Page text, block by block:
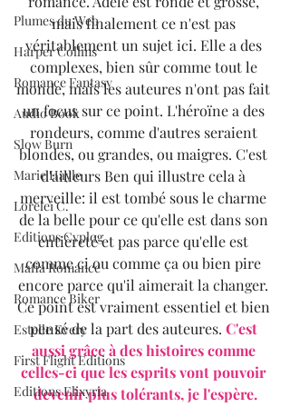
Plumes du Web
Harper Collins
Romance Fantasy
Audio Book
Slow Burn
Marie Hayle
Lorelei C.
Editions Cyplog
Mafia Romance
Romance Biker
Estelle Every
First Flight Editions
Editions Elixyria
mais finalement ce n'est pas
véritablement un sujet ici. Elle a des
complexes, bien sûr comme tout le
monde, mais les auteures n'ont pas fait
un focus sur ce point. L'héroïne a des
rondeurs, comme d'autres seraient
blondes, ou grandes, ou maigres. C'est
d'ailleurs Ben qui illustre cela à
merveille: il est tombé sous le charme
de la belle pour ce qu'elle est dans son
entièreté et pas parce qu'elle est
comme ci ou comme ça ou bien pire
encore parce qu'il aimerait la changer.
Ce point est vraiment essentiel et bien
pensé de la part des auteures. C'est
aussi grâce à des histoires comme
celles-ci que les esprits vont pouvoir
devenir plus tolérants, je l'espère.